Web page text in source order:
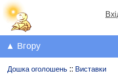
▲ Вгору
Дошка оголошень :: Виставки